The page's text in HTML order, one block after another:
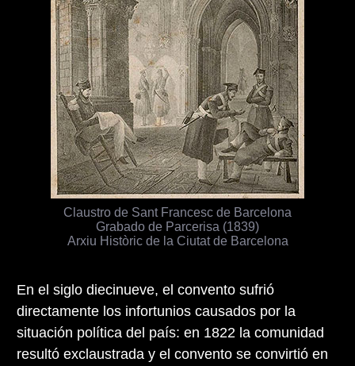
En el siglo diecinueve, el convento sufrió
directamente los infortunios causados por la
situación política del país: en 1822 la comunidad
resultó exclaustrada y el convento se convirtió en
Claustro de Sant Francesc de Barcelona
Grabado de Parcerisa (1839)
Arxiu Històric de la Ciutat de Barcelona